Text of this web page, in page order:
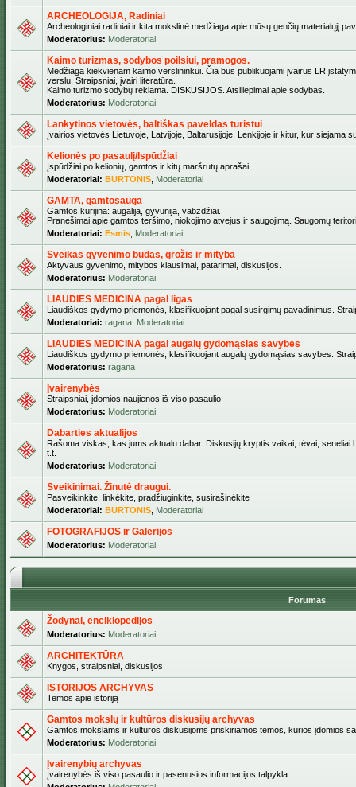
ARCHEOLOGIJA, Radiniai
Archeologiniai radiniai ir kita mokslinė medžiaga apie mūsų genčių materialųjį
Moderatorius: Moderatoriai
Kaimo turizmas, sodybos poilsiui, pramogos.
Medžiaga kiekvienam kaimo verslininkui. Čia bus publikuojami įvairūs LR
verslu. Straipsniai, įvairi literatūra.
Kaimo turizmo sodybų reklama. DISKUSIJOS. Atsiliepimai apie sodybas.
Moderatorius: Moderatoriai
Lankytinos vietovės, baltiškas paveldas turistui
Įvairios vietovės Lietuvoje, Latvijoje, Baltarusijoje, Lenkijoje ir kitur, kur siejama
Kelionės po pasaulį/Ispūdžiai
Įspūdžiai po kelionių, gamtos ir kitų maršrutų aprašai.
Moderatoriai: BURTONIS Moderatoriai
GAMTA, gamtosauga
Gamtos kurijina: augalija, gyvūnija, vabzdžiai.
Pranešimai apie gamtos teršimo, niokojimo atvejus ir saugojimą. Saugomų
Moderatoriai: Esmis Moderatoriai
Sveikas gyvenimo būdas, grožis ir mityba
Aktyvaus gyvenimo, mitybos klausimai, patarimai, diskusijos.
Moderatorius: Moderatoriai
LIAUDIES MEDICINA pagal ligas
Liaudiškos gydymo priemonės, klasifikuojant pagal susirgimų pavadinimus.
Moderatoriai: ragana Moderatoriai
LIAUDIES MEDICINA pagal augalų gydomąsias savybes
Liaudiškos gydymo priemonės, klasifikuojant augalų gydomąsias savybes.
Moderatorius: ragana
Įvairenybės
Straipsniai, įdomios naujienos iš viso pasaulio
Moderatorius: Moderatoriai
Dabarties aktualijos
Rašoma viskas, kas jums aktualu dabar. Diskusijų kryptis vaikai, tėvai, seneliai
t.t.
Moderatorius: Moderatoriai
Sveikinimai. Žinutė draugui.
Pasveikinkite, linkėkite, pradžiuginkite, susirašinėkite
Moderatoriai: BURTONIS Moderatoriai
FOTOGRAFIJOS ir Galerijos
Moderatorius: Moderatoriai
Forumas
Žodynai, enciklopedijos
Moderatorius: Moderatoriai
ARCHITEKTŪRA
Knygos, straipsniai, diskusijos.
ISTORIJOS ARCHYVAS
Temos apie istoriją
Gamtos mokslų ir kultūros diskusijų archyvas
Gamtos mokslams ir kultūros diskusijoms priskiriamos temos, kurios įdomios
Moderatorius: Moderatoriai
Įvairenybių archyvas
Įvairenybės iš viso pasaulio ir pasenusios informacijos talpykla.